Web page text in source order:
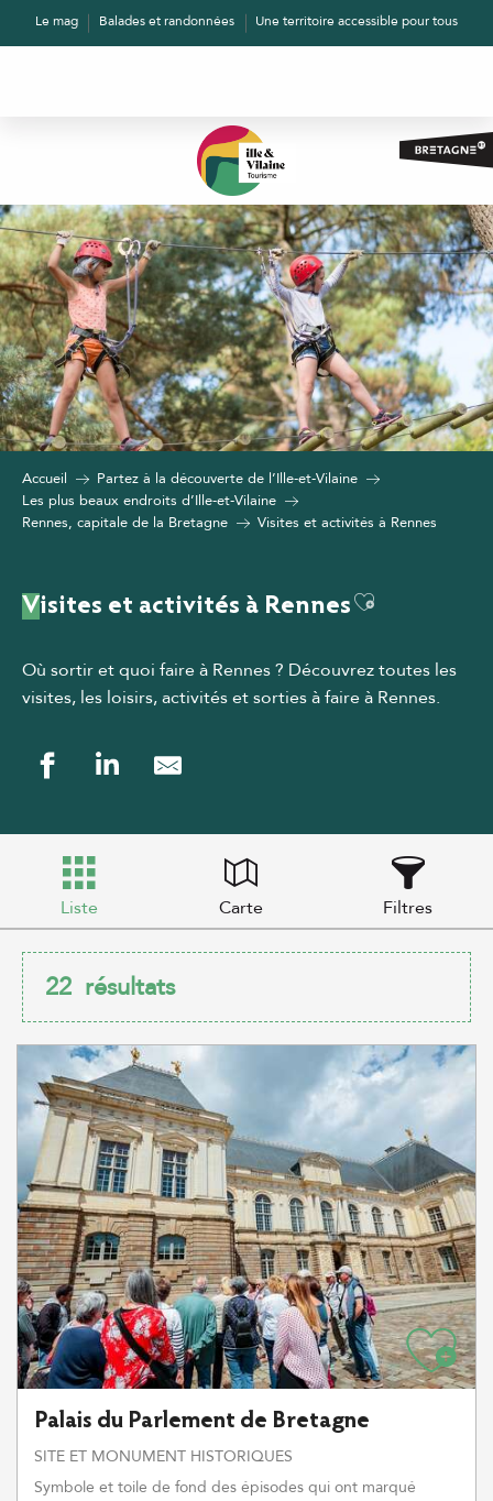
AllerLe mag Balades et randonnées Une territoire accessible pour tous
Accueil
Partez à la découverte de l’Ille-et-Vilaine
Les plus beaux endroits d’Ille-et-Vilaine
Rennes, capitale de la Bretagne
Visites et activités à Rennes
Visites et activités à RennesAjouter
Où sortir et quoi faire à Rennes ? Découvrez toutes les
visites, les loisirs, activités et sorties à faire à Rennes.
Liste Carte Filtres
22 résultats
Palais du Parlement de Bretagne
SITE ET MONUMENT HISTORIQUES
Symbole et toile de fond des épisodes qui ont marqué